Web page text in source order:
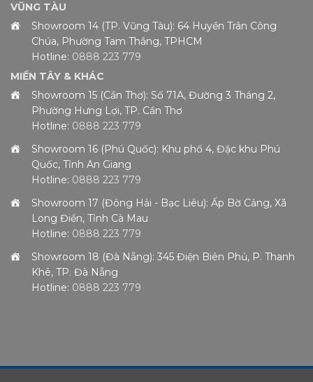
VŨNG TÀU
Showroom 14 (TP. Vũng Tàu): 64 Huyền Trân Công
Chúa, Phường Tam Thắng, TPHCM
Hotline: 0888 223 779
MIỀN TÂY & KHÁC
Showroom 15 (Cần Thơ): Số 71A, Đường 3 Tháng 2,
Phường Hưng Lợi, TP. Cần Thơ
Hotline: 0888 223 779
Showroom 16 (Phú Quốc): Khu phố 4, Đặc khu Phú
Quốc, Tỉnh An Giang
Hotline: 0888 223 779
Showroom 17 (Đông Hải - Bạc Liêu): Ấp Bờ Cảng, Xã
Long Điền, Tỉnh Cà Mau
Hotline: 0888 223 779
Showroom 18 (Đà Nẵng): 345 Điện Biên Phủ, P. Thanh
Khê, TP. Đà Nẵng
Hotline: 0888 223 779